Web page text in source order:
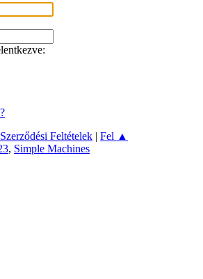
Feltételek | Fel ▲
, Simple Machines